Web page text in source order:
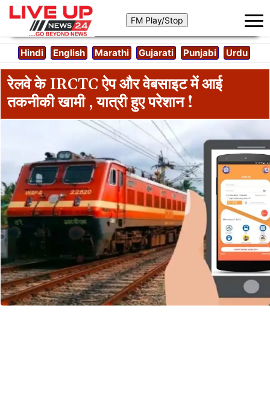
Hindi English Marathi Gujarati Punjabi Urdu
रेलवे के IRCTC ऐप और वेबसाइट में आई
तकनीकी खामी , यात्री हुए परेशान !